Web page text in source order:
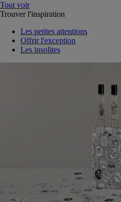
Tout voir
Trouver l'inspiration
Les petites attentions
Offrir l'exception
Les insolites